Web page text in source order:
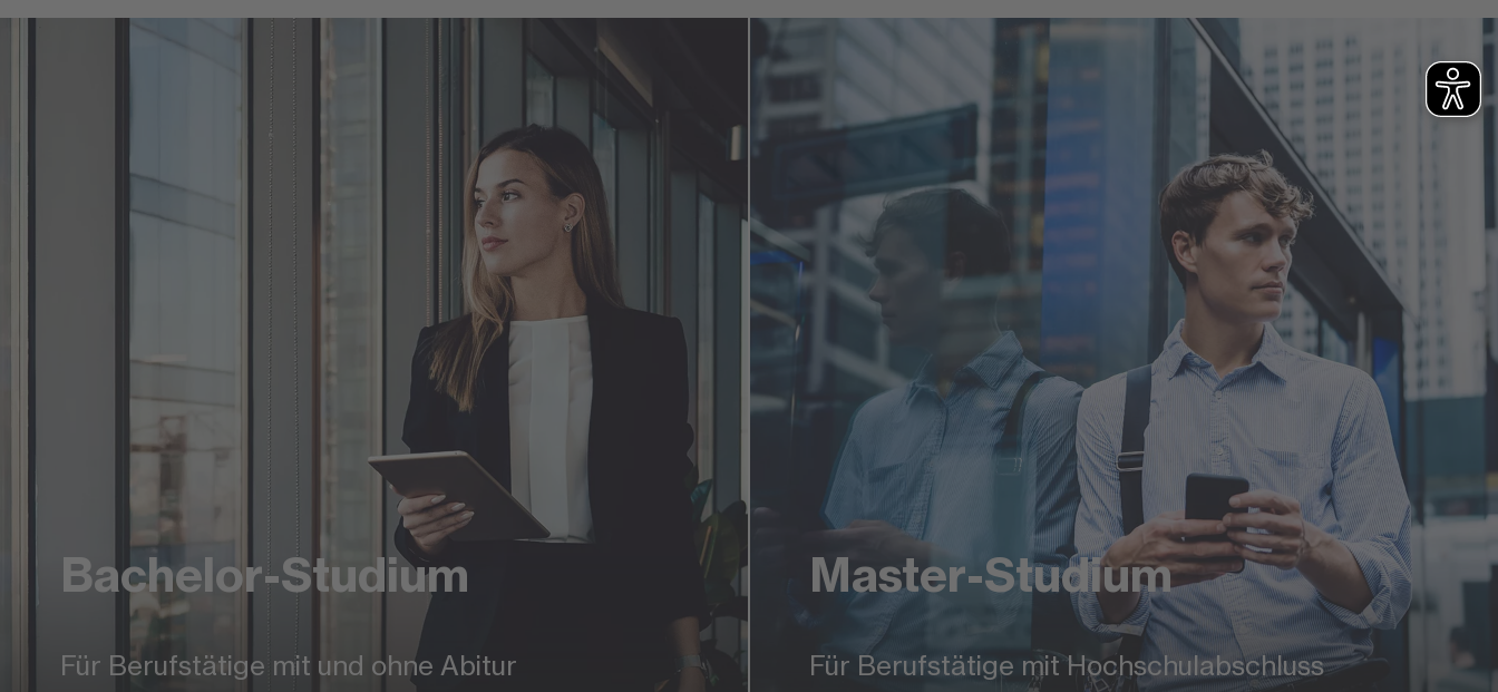
Bachelor-Studium
Für Berufstätige mit und ohne Abitur
Master-Studium
Für Berufstätige mit Hochschulabschluss